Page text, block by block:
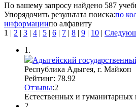
По вашему запросу найдено 587
Упорядочить результата поиска:по
информациипо алфавиту
1 | 2 | 3 | 4 | 5 | 6 | 7 | 8 | 9 | 10 |
1.
Адыгейский
Республика Адыгея, г. Майкоп
Рейтинг: 78.92
Отзывы:2
Естественных и гуманитарных